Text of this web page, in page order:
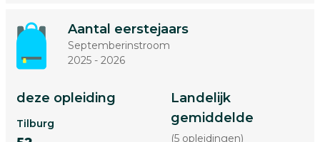
Aantal eerstejaars
Septemberinstroom
2025 - 2026
deze opleiding
Tilburg
Landelijk
gemiddelde
(5 opleidingen)